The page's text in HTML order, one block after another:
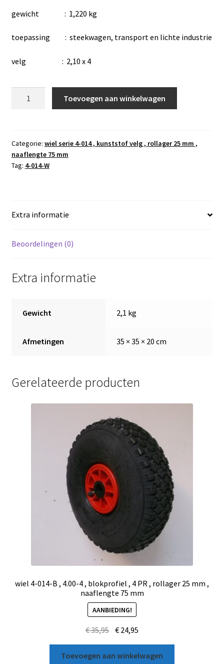
gewicht : 1,220 kg
toepassing : steekwagen, transport en lichte industrie
velg : 2,10 x 4
,
3.00-
4
4
,
mm
aantal
Toevoegen aan winkelwagen
Categorie: wiel serie 4-014 , kunststof velg , rollager 25 mm ,
naaflengte 75 mm
Tag: 4-014-W
Extra informatie
Beoordelingen (0)
Extra informatie
Gewicht 2,1 kg
Afmetingen 35 × 35 × 20 cm
Gerelateerde producten
wiel 4-014-B , 4.00-4 , blokprofiel , 4 PR , rollager 25 mm ,
naaflengte 75 mm
AANBIEDING!
€35,95 € 24,95
Toevoegen aan winkelwagen